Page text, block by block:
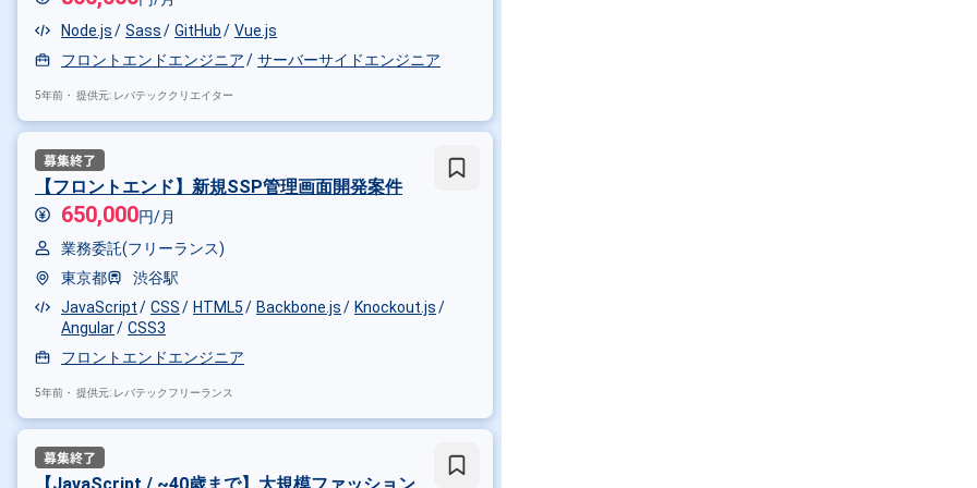
Node.js
Sass GitHub
Vue.js
フロントエンドエンジニア
サーバーサイドエンジニア
5年前・ 提供元: レバテッククリエイター
【フロントエンド】新規SSP管理画面開発案件
650,000円/月
業務委託(フリーランス)
東京都
渋谷駅
JavaScript
CSS HTML5 Backbone.js
Knockout.js
Angular
CSS3
フロントエンドエンジニア
5年前・ 提供元: レバテックフリーランス